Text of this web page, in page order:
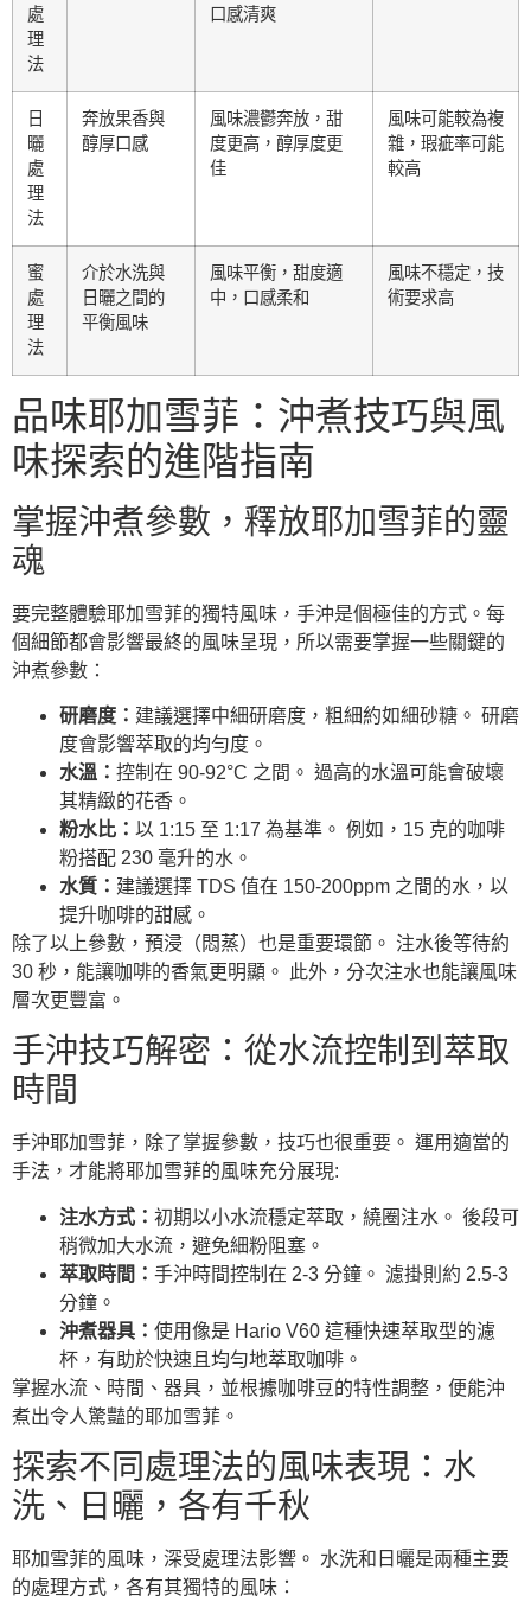
處
理
法
口感清爽
日
曬
處
理
法
奔放果香與
醇厚口感
風味濃鬱奔放，甜
度更高，醇厚度更
佳
風味可能較為複
雜，瑕疵率可能
較高
蜜
處
理
法
介於水洗與
日曬之間的
平衡風味
風味平衡，甜度適
中，口感柔和
風味不穩定，技
術要求高
品味耶加雪菲：沖煮技巧與風
味探索的進階指南
掌握沖煮參數，釋放耶加雪菲的靈
魂
要完整體驗耶加雪菲的獨特風味，手沖是個極佳的方式。每
個細節都會影響最終的風味呈現，所以需要掌握一些關鍵的
沖煮參數：
研磨度： 建議選擇中細研磨度，粗細約如細砂糖。 研磨
度會影響萃取的均勻度。
水溫： 控制在 90-92°C 之間。 過高的水溫可能會破壞
其精緻的花香。
粉水比： 以 1:15 至 1:17 為基準。 例如，15 克的咖啡
粉搭配 230 毫升的水。
水質： 建議選擇 TDS 值在 150-200ppm 之間的水，以
提升咖啡的甜感。
除了以上參數，預浸（悶蒸）也是重要環節。 注水後等待約
30 秒，能讓咖啡的香氣更明顯。 此外，分次注水也能讓風味
層次更豐富。
手沖技巧解密：從水流控制到萃取
時間
手沖耶加雪菲，除了掌握參數，技巧也很重要。 運用適當的
手法，才能將耶加雪菲的風味充分展現:
注水方式： 初期以小水流穩定萃取，繞圈注水。 後段可
稍微加大水流，避免細粉阻塞。
萃取時間： 手沖時間控制在 2-3 分鐘。 濾掛則約 2.5-3
分鐘。
沖煮器具： 使用像是 Hario V60 這種快速萃取型的濾
杯，有助於快速且均勻地萃取咖啡。
掌握水流、時間、器具，並根據咖啡豆的特性調整，便能沖
煮出令人驚豔的耶加雪菲。
探索不同處理法的風味表現：水
洗、日曬，各有千秋
耶加雪菲的風味，深受處理法影響。 水洗和日曬是兩種主要
的處理方式，各有其獨特的風味：